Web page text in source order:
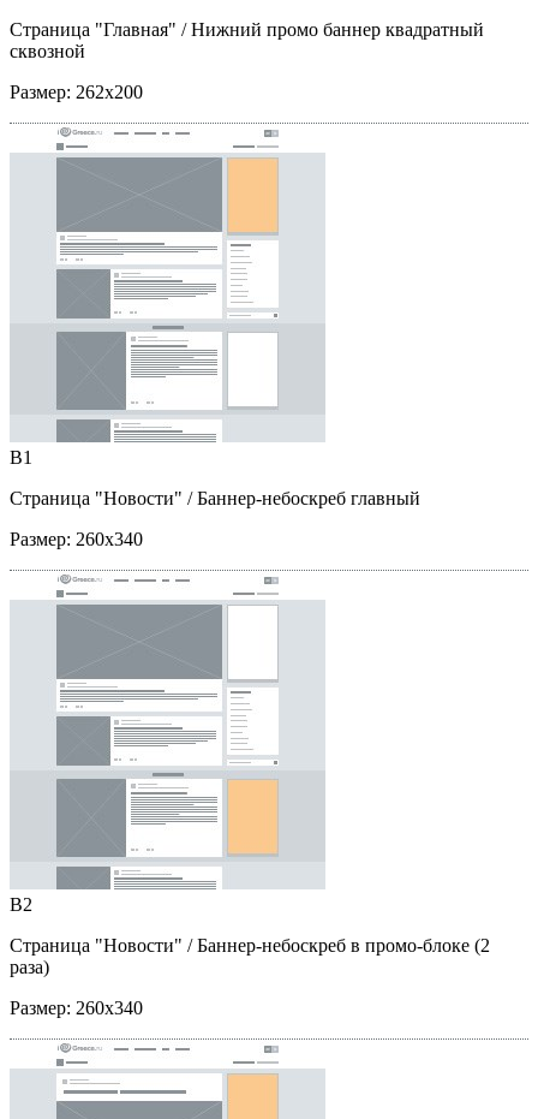
Страница "Главная" / Нижний промо баннер квадратный
сквозной
Размер: 262x200
B1
Страница "Новости" / Баннер-небоскреб главный
Размер: 260x340
B2
Страница "Новости" / Баннер-небоскреб в промо-блоке (2
раза)
Размер: 260x340